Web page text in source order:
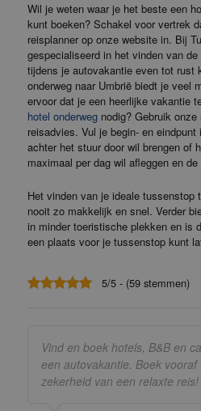
Wil je weten waar je het beste een
kunt boeken? Schakel voor vertrek
reisplanner op onze website in. Bij
gespecialiseerd in het vinden van
tijdens je autovakantie even tot rust
onderweg naar Umbrië biedt je veel
ervoor dat je een heerlijke vakantie
hotel onderweg nodig? Gebruik
reisadvies. Vul je begin- en
achter het stuur door wil brengen of
maximaal per dag wil afleggen en
Het vinden van je ideale tussenstop
nooit zo makkelijk en snel. Verder
in minder toeristische plekken en is
een plaats voor je tussenstop kunt
5/5 - (59 stemmen)
Vind en boek hotels, B&B en
een autovakantie. Boek
zekerheid van een relaxte reis!